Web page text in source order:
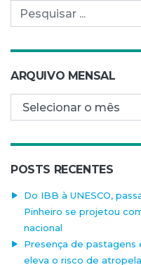
Pesquisar por:
ARQUIVO MENSAL
Arquivo mensal
POSTS RECENTES
Do IBB à UNESCO,
Pinheiro se projetou
nacional
Presença de pastagens
eleva o risco de